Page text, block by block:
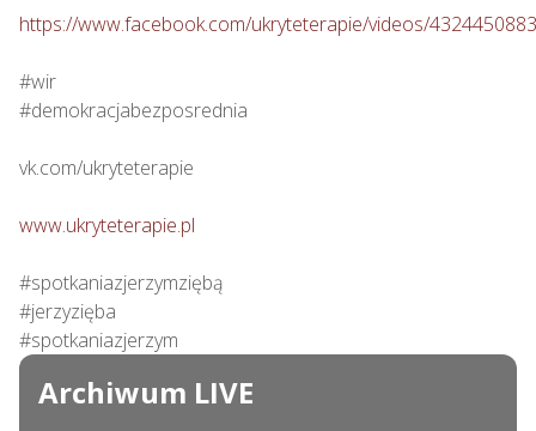
https://www.facebook.com/ukryteterapie/videos/
#wir
#demokracjabezposrednia
vk.com/ukryteterapie
www.ukryteterapie.pl
#spotkaniazjerzymziębą
#jerzyzięba
#spotkaniazjerzym
Archiwum LIVE